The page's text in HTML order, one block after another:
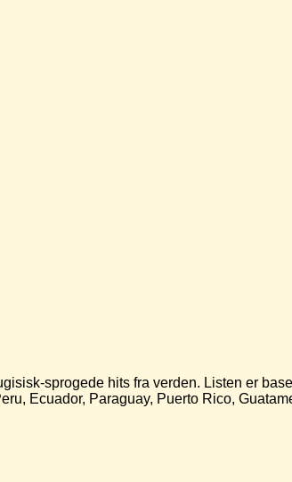
sprogede hits fra verden. Listen er
Ecuador, Paraguay, Puerto Rico,